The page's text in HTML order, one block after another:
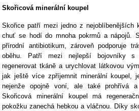
Skořicová minerální koupel
Skořice patří mezi jedno z nejoblíbenějších
chuť se hodí do mnoha pokrmů a nápojů.
přírodní antibiotikum, zároveň podporuje
oběhu. Patří mezi nejlepší bojovníky
regenerovat tkáně a urychlovat látkovou
jak ještě více zpříjemnit minerální koupel,
nejenže opojně voní, ale také prohřívá a
Skořicová minerální koupel má
pokožku zanechá hebkou a vláčnou. Díky